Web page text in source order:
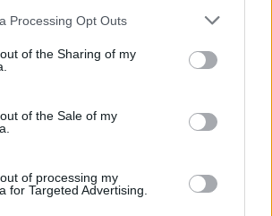
website/app uses one or more Google
visit or usage behaviour. You may click to
to Google and its third-party tags to
specified purposes in below Google
Processing Opt Outs
of the Sharing of my
of the Sale of my
of processing my
for Targeted Advertising.
sokan ma is próbálnak otthon